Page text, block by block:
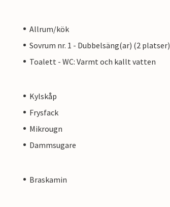
Allrum/kök
Sovrum nr. 1 - Dubbelsäng(ar) (2 platser)
Toalett - WC: Varmt och kallt vatten
Kylskåp
Frysfack
Mikrougn
Dammsugare
Braskamin